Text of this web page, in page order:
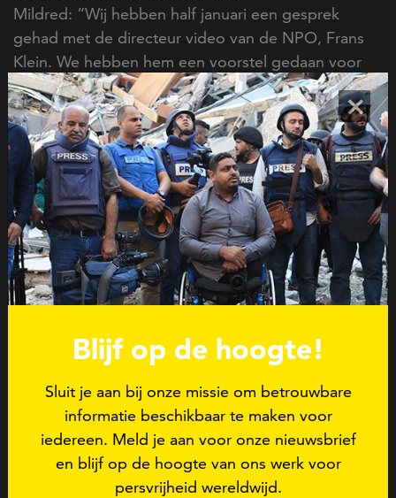
Mildred: “Wij hebben half januari een gesprek
gehad met de directeur video van de NPO, Frans
Klein. We hebben hem een voorstel gedaan voor
een format waarin al onze ambassadeurs betrokken
kunnen worden. Ik ben heel benieuwd of en
wanneer dat verzilverd gaat worden. Dat is wat mij
betreft alleszeggend. Als we aan de kant worden
geschoven, dan zegt dat genoeg. Dan wordt
binnen de NPO de urgentie niet gevoeld. Dat zou
heel triest zijn, omdat dit een kans zou zijn om aan
structurele verandering te werken. Het is heel
belangrijk dat we met z’n allen dit onderwerp
blijven agenderen om die verandering teweeg te
*Deze cijfers komen voort uit het Global Media
Monitoring Project (GMMP), de grootste
wereldwijde studie waarbij op dezelfde dag in 145
landen wordt gekeken naar het aandeel mannen en
×
Blijf op de hoogte!
Sluit je aan bij onze missie om betrouwbare
informatie beschikbaar te maken voor
iedereen. Meld je aan voor onze nieuwsbrief
en blijf op de hoogte van ons werk voor
persvrijheid wereldwijd.